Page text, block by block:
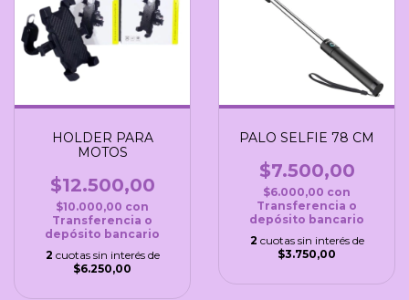
HOLDER PARA
MOTOS
$12.500,00
$10.000,00 con
Transferencia o
depósito bancario
2 cuotas sin interés de
$6.250,00
PALO SELFIE 78 CM
$7.500,00
$6.000,00 con
Transferencia o
depósito bancario
2 cuotas sin interés de
$3.750,00